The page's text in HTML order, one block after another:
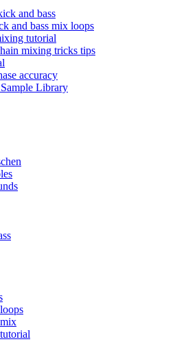
and bass
and bass mix loops
tutorial
mixing tricks tips
accuracy
Library